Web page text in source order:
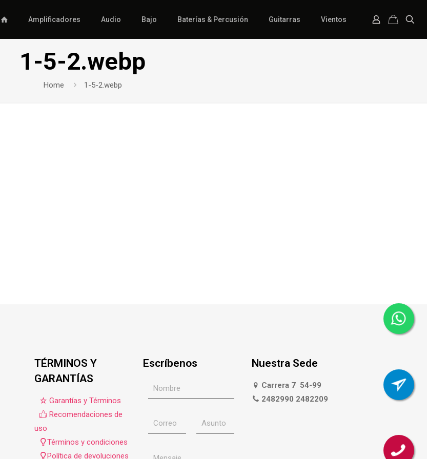
Amplificadores Audio Bajo Baterías & Percusión Guitarras Vientos
1-5-2.webp
Home 1-5-2.webp
TÉRMINOS Y
GARANTÍAS
Garantías y Términos
Recomendaciones de
uso
Términos y condiciones
Política de devoluciones
Escríbenos Nuestra Sede
Carrera 7 54-99
2482990 2482209